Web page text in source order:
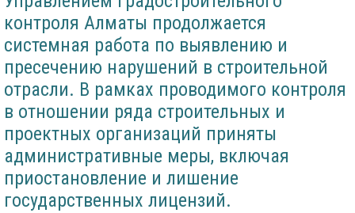
контроля Алматы продолжается
системная работа по выявлению и
пресечению нарушений в строительной
отрасли. В рамках проводимого контроля
в отношении ряда строительных и
проектных организаций приняты
административные меры, включая
приостановление и лишение
государственных лицензий.